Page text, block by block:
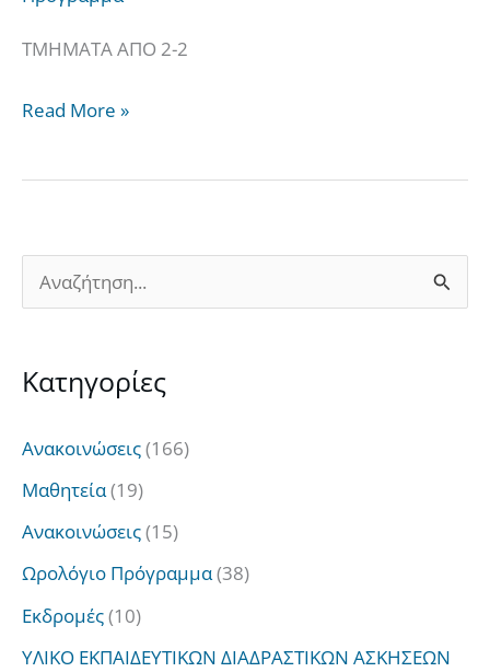
ΤΜΗΜΑΤΑ ΑΠΟ 2-2
Read More »
ζ
σ
η
γ
ι
Kατηγορίες
Ανακοινώσεις(166)
Μαθητεία(19)
Ανακοινώσεις(15)
Ωρολόγιο Πρόγραμμα(38)
Εκδρομές(10)
ΥΛΙΚΟ ΕΚΠΑΙΔΕΥΤΙΚΩΝ ΔΙΑΔΡΑΣΤΙΚΩΝ ΑΣΚΗΣΕΩΝ